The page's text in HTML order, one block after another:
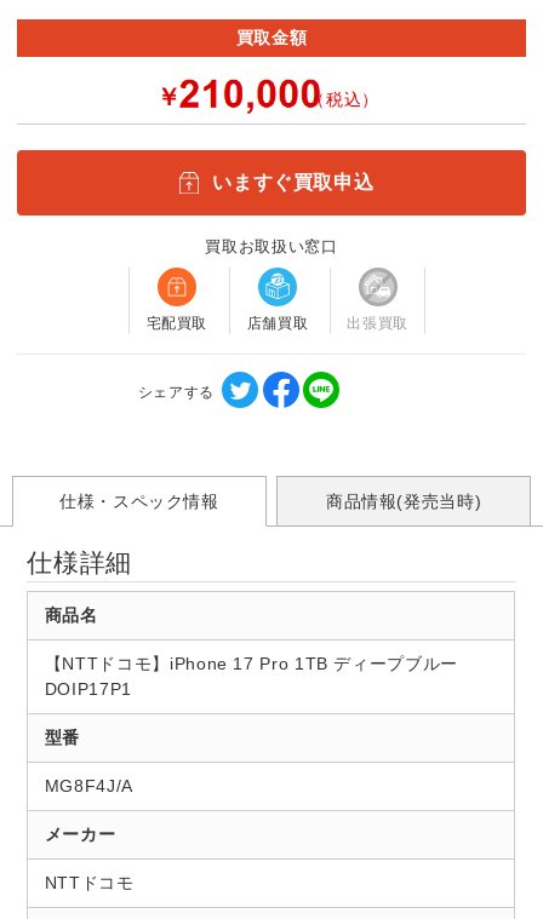
買取金額
￥ （税込）
いますぐ買取申込
買取お取扱い窓口
宅配買取 店舗買取 出張買取
シェアする
仕様・スペック情報 商品情報(発売当時)
仕様詳細
商品名
【NTTドコモ】iPhone 17 Pro 1TB ディープブルー
DOIP17P1
型番
MG8F4J/A
メーカー
NTTドコモ